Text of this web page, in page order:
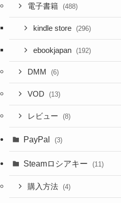
電子書籍 (488)
kindle store (296)
ebookjapan (192)
DMM (6)
VOD (13)
レビュー (8)
PayPal (3)
Steamロシアキー (11)
購入方法 (4)